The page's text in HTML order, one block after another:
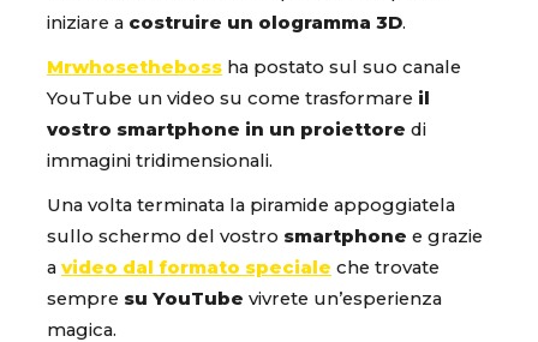
iniziare a costruire un ologramma 3D.
Mrwhosetheboss ha postato sul suo canale
YouTube un video su come trasformare il
vostro smartphone in un proiettore di
immagini tridimensionali.
Una volta terminata la piramide appoggiatela
sullo schermo del vostro smartphone e grazie
a video dal formato speciale che trovate
sempre su YouTube vivrete un’esperienza
magica.